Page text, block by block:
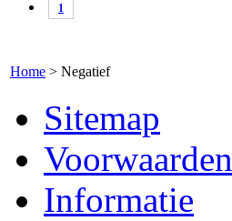
1
Home > Negatief
Sitemap
Voorwaarden
Informatie